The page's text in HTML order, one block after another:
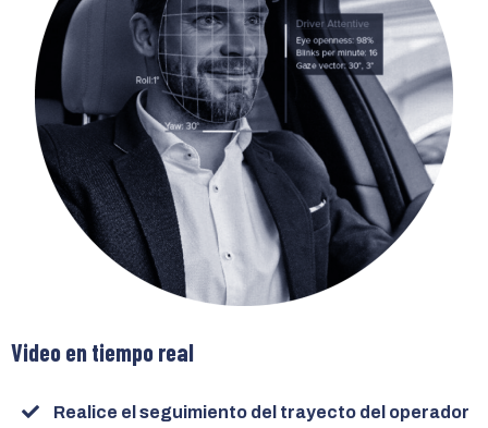
Video en tiempo real
Realice el seguimiento del trayecto del operador